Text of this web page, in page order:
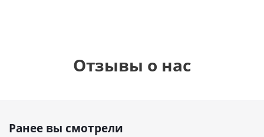
Отзывы о нас
Ранее вы смотрели